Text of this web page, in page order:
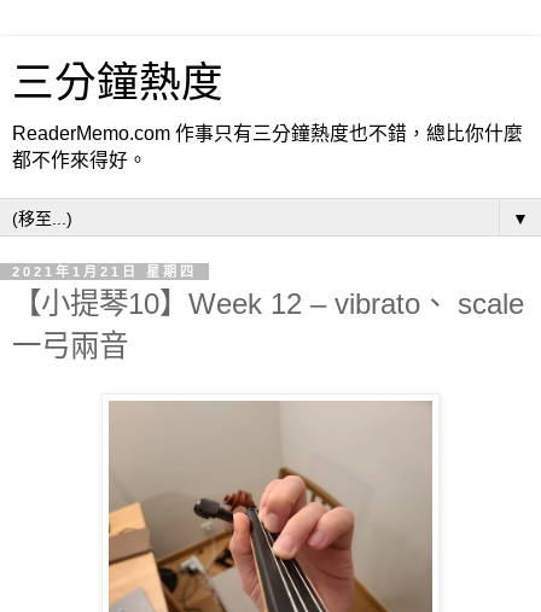
三分鐘熱度
ReaderMemo.com 作事只有三分鐘熱度也不錯，總比你什麼
都不作來得好。
▼
2021年1月21日 星期四
【小提琴10】Week 12 – vibrato、 scale
一弓兩音